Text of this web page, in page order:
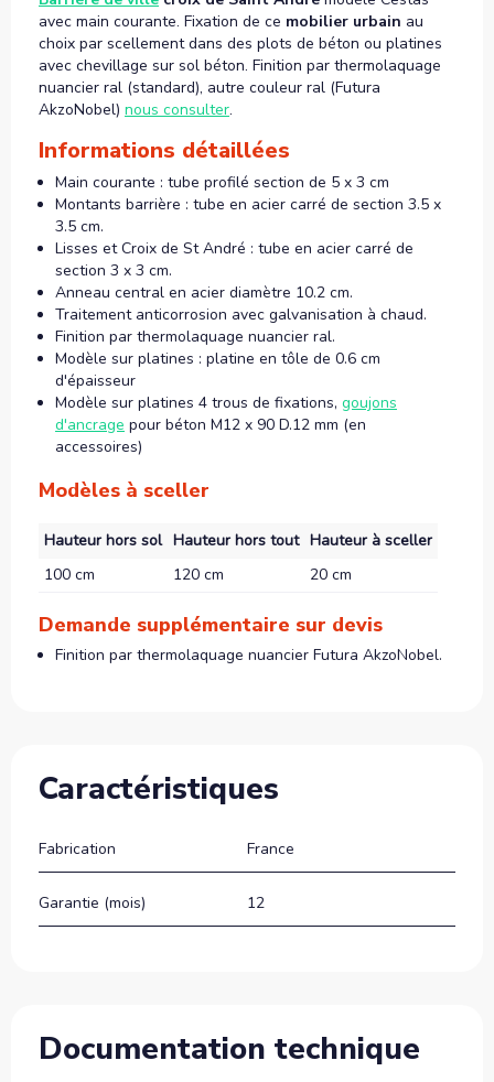
avec main courante. Fixation de ce mobilier urbain au
choix par scellement dans des plots de béton ou platines
avec chevillage sur sol béton. Finition par thermolaquage
nuancier ral (standard), autre couleur ral (Futura
AkzoNobel) nous consulter.
Informations détaillées
Main courante : tube profilé section de 5 x 3 cm
Montants barrière : tube en acier carré de section 3.5 x
3.5 cm.
Lisses et Croix de St André : tube en acier carré de
section 3 x 3 cm.
Anneau central en acier diamètre 10.2 cm.
Traitement anticorrosion avec galvanisation à chaud.
Finition par thermolaquage nuancier ral.
Modèle sur platines : platine en tôle de 0.6 cm
d'épaisseur
Modèle sur platines 4 trous de fixations, goujons
d'ancrage pour béton M12 x 90 D.12 mm (en
accessoires)
Modèles à sceller
Hauteur hors sol Hauteur hors tout Hauteur à sceller
100 cm
120 cm 20 cm
Demande supplémentaire sur devis
Finition par thermolaquage nuancier Futura AkzoNobel.
Caractéristiques
Fabrication France
Garantie (mois) 12
Documentation technique